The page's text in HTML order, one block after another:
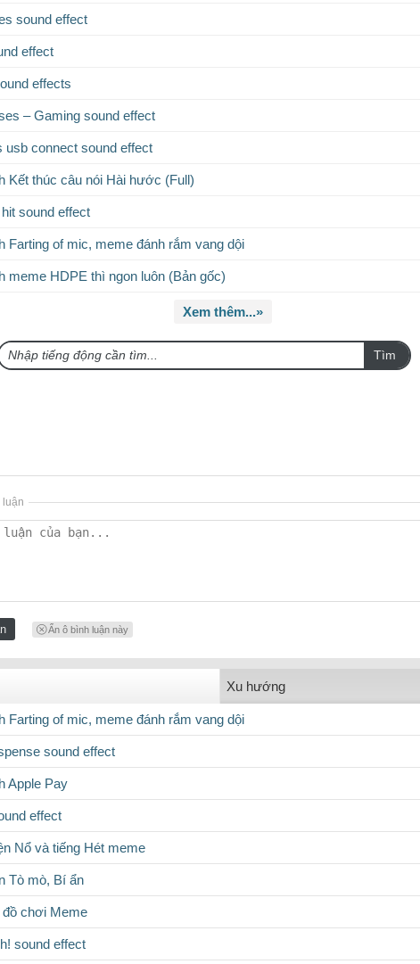
sound effect
effect
effects
– Gaming sound effect
usb connect sound effect
Kết thúc câu nói Hài hước (Full)
sound effect
Farting of mic, meme đánh rắm vang dội
meme HDPE thì ngon luôn (Bản gốc)
Xem thêm...»
Tìm
luận
Ẩn ô bình luận này
Xu hướng
Farting of mic, meme đánh rắm vang dội
sound effect
Apple Pay
effect
Nổ và tiếng Hét meme
Tò mò, Bí ẩn
đồ chơi Meme
sound effect